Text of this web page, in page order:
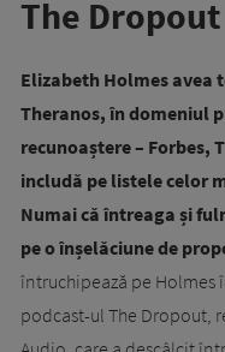
The Dropout
Elizabeth Holmes avea
Theranos, în domeniul
recunoaștere – Forbes,
includă pe listele celor
Numai că întreaga și
pe o înșelăciune de
întruchipează pe Holmes
podcast-ul The Dropout,